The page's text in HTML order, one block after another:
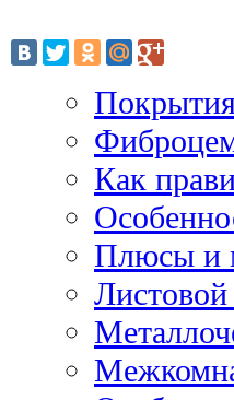
Как
Плюсы и
Листовой